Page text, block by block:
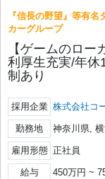
『信長の野望』等有
カーグループ
【ゲームのロ
利厚生充実/年休
制あり
採用企業 株式会社コ
勤務地 神奈川県,
雇用形態 正社員
給与 450万円 ~